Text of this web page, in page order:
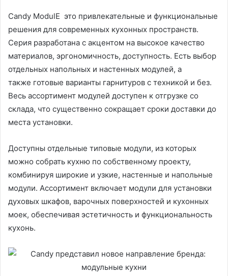
Candy ModulE это привлекательные и функциональные
решения для современных кухонных пространств.
Серия разработана с акцентом на высокое качество
материалов, эргономичность, доступность. Есть выбор
отдельных напольных и настенных модулей, а
также готовые варианты гарнитуров с техникой и без.
Весь ассортимент модулей доступен к отгрузке со
склада, что существенно сокращает сроки доставки до
места установки.
Доступны отдельные типовые модули, из которых
можно собрать кухню по собственному проекту,
комбинируя широкие и узкие, настенные и напольные
модули. Ассортимент включает модули для установки
духовых шкафов, варочных поверхностей и кухонных
моек, обеспечивая эстетичность и функциональность
кухонь.